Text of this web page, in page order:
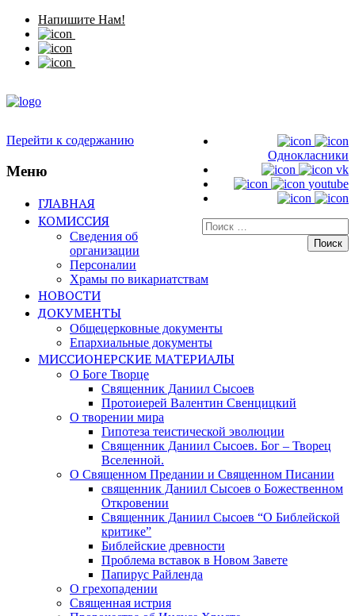
Напишите Нам!
Однокласники
vk
youtube
Искать:
Перейти к содержанию
Меню
ГЛАВНАЯ
КОМИССИЯ
Сведения об
организации
Персоналии
Храмы по викариатствам
НОВОСТИ
ДОКУМЕНТЫ
Общецерковные документы
Епархиальные документы
МИССИОНЕРСКИЕ МАТЕРИАЛЫ
О Боге Творце
Священник Даниил Сысоев
Протоиерей Валентин Свенцицкий
О творении мира
Гипотеза теистической эволюции
Священник Даниил Сысоев. Бог – Творец
Вселенной.
О Священном Предании и Священном Писании
священник Даниил Сысоев о Божественном
Откровении
Священник Даниил Сысоев “О Библейской
критике”
Библейские древности
Проблема вставок в Новом Завете
Папирус Райленда
О грехопадении
Священная истрия